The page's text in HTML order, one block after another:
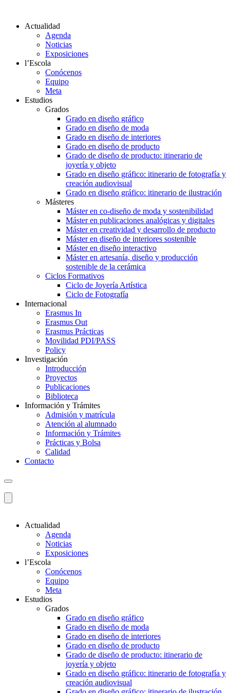
Actualidad
Agenda
Noticias
Exposiciones
l’Escola
Conócenos
Equipo
Meta
Estudios
Grados
Grado en diseño gráfico
Grado en diseño de moda
Grado en diseño de interiores
Grado en diseño de producto
Grado de diseño de producto: itinerario de
joyería y objeto
Grado en diseño gráfico: itinerario de fotografía y
creación audiovisual
Grado en diseño gráfico: itinerario de ilustración
Másteres
Máster en co-diseño de moda y sostenibilidad
Máster en publicaciones analógicas y digitales
Máster en creatividad y desarrollo de producto
Máster en diseño de interiores sostenible
Máster en diseño interactivo
Máster en artesanía, diseño y producción
sostenible de la cerámica
Ciclos Formativos
Ciclo de Joyería Artística
Ciclo de Fotografía
Internacional
Erasmus In
Erasmus Out
Erasmus Prácticas
Movilidad PDI/PASS
Policy
Investigación
Introducción
Proyectos
Publicaciones
Biblioteca
Información y Trámites
Admisión y matrícula
Atención al alumnado
Información y Trámites
Prácticas y Bolsa
Calidad
Contacto
Actualidad
Agenda
Noticias
Exposiciones
l’Escola
Conócenos
Equipo
Meta
Estudios
Grados
Grado en diseño gráfico
Grado en diseño de moda
Grado en diseño de interiores
Grado en diseño de producto
Grado de diseño de producto: itinerario de
joyería y objeto
Grado en diseño gráfico: itinerario de fotografía y
creación audiovisual